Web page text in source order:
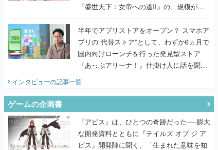
『盛世天下：女帝への道II』の、規模が違
うこだわりをプロデューサーに聞いた
半年でアプリストアをオープン？ スマホア
プリの“代替ストア”として、わずか6ヵ月で
国内向けローンチを行った発見型ストア
『あっぷアリーナ！』仕掛け人に話を聞い
インタビューの記事一覧
ゲームの企画書
『アビス』は、ひとつの奇跡だった──膨大
な開発資料とともに『テイルズ オブ ジ ア
ビス』開発陣に聞く、「生まれた意味を知